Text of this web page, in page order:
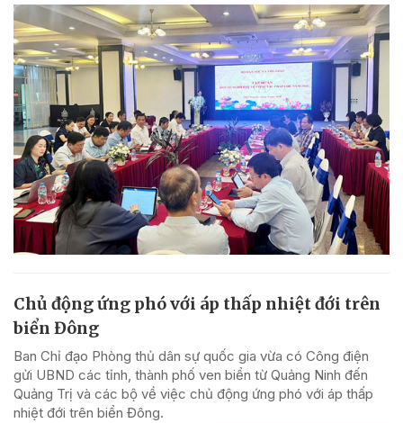
Chủ động ứng phó với áp thấp nhiệt đới trên
biển Đông
Ban Chỉ đạo Phòng thủ dân sự quốc gia vừa có Công điện
gửi UBND các tỉnh, thành phố ven biển từ Quảng Ninh đến
Quảng Trị và các bộ về việc chủ động ứng phó với áp thấp
nhiệt đới trên biển Đông.